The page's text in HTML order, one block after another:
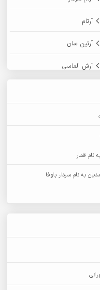
آرتام
آرتین سان
آرش الماسی
آرش مستشیری
آرش نظری
نام قمار
به نام سردار باوفا